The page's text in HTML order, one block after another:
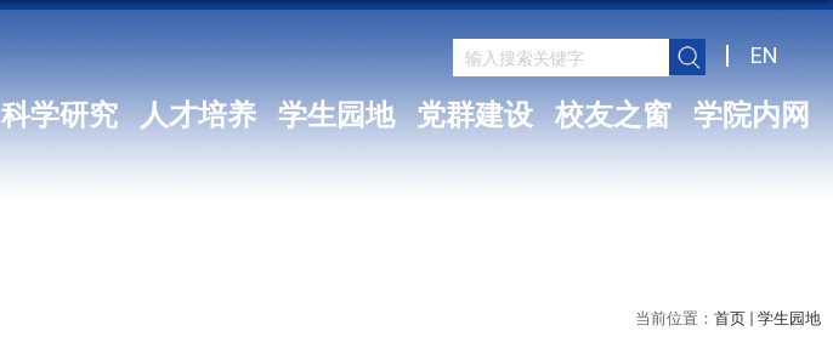
EN
科学研究 人才培养 学生园地 党群建设 校友之窗 学院内网
当前位置： 首页 学生园地